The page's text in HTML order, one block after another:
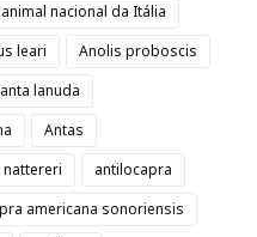
animal nacional da Itália
leari
Anolis proboscis
anta lanuda
Antas
nattereri
antilocapra
americana sonoriensis